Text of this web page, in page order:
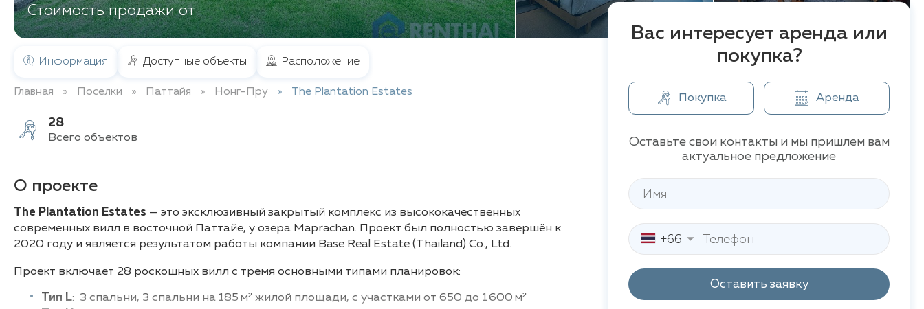
Стоимость продажи от
Информация Доступные объекты Расположение
Главная Поселки Паттайя Нонг-Пру The Plantation Estates
28
Всего объектов
О проекте
The Plantation Estates — это эксклюзивный закрытый комплекс из высококачественных
современных вилл в восточной Паттайе, у озера Maprachan. Проект был полностью завершён к
2020 году и является результатом работы компании Base Real Estate (Thailand) Co., Ltd.
Проект включает 28 роскошных вилл с тремя основными типами планировок:
Тип L: 3 спальни, 3 спальни на 185 м² жилой площади, с участками от 650 до 1 600 м²
Вас интересует аренда или
покупка?
Покупка Аренда
Оставьте свои контакты и мы пришлем вам
актуальное предложение
+66
Оставить заявку